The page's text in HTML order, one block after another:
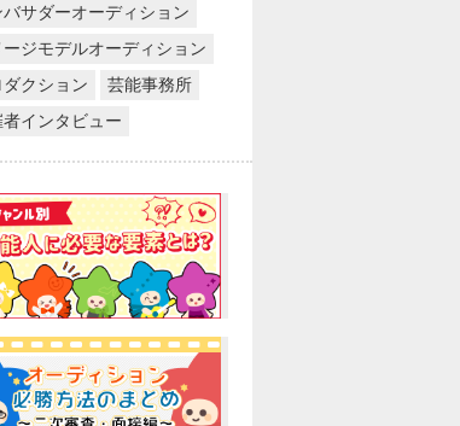
バサダーオーディション
ージモデルオーディション
ダクション
芸能事務所
者インタビュー